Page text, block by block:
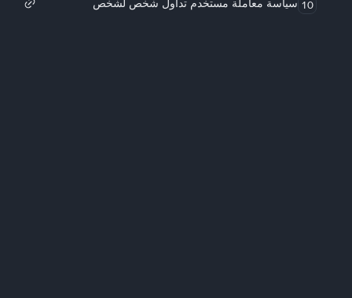
10 سياسة معاملة مستخدم تداول شخص لشخص